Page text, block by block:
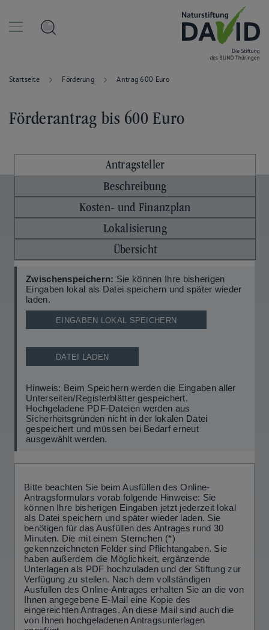
Startseite Förderung Antrag 600 Euro
Förderantrag bis 600 Euro